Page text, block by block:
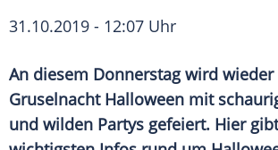
31.10.2019 - 12:07 Uhr
An diesem Donnerstag wird
Gruselnacht Halloween mit
und wilden Partys gefeiert. Hier